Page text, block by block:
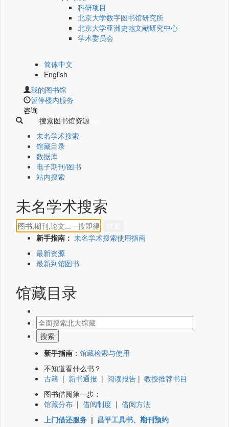
科研项目
北京大学数字图书馆研究所
北京大学亚洲史地文献研究中心
学术委员会
简体中文
English
我的图书馆
暂停楼内服务
咨询
搜索图书馆资源
未名学术搜索
馆藏目录
数据库
电子期刊/图书
站内搜索
未名学术搜索
新手指南： 未名学术搜索使用指南
最新资源
最新到馆图书
馆藏目录
新手指南 ： 馆藏检索与使用
不知道看什么书？
古籍 | 新书通报 | 阅读报告 | 教授推荐书目
图书借阅第一步：
馆藏分布 | 借阅制度 | 借阅方法
上门借还服务 | 昌平工具书、期刊预约